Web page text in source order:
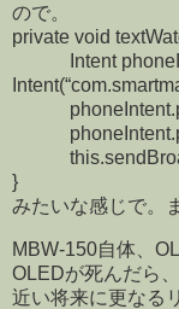
ので。
private void
Intent
}
みたいな感じで。
MBW-150自体、
OLEDが死んだら
近い将来に更なる